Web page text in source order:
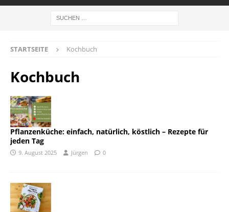
STARTSEITE Kochbuch
Kochbuch
Pflanzenküche: einfach, natürlich, köstlich – Rezepte für
jeden Tag
9. August 2025 Jürgen 0